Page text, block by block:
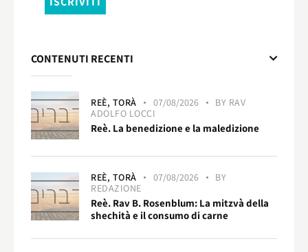
CONTENUTI RECENTI
REÈ, TORÀ 07/08/2026 BY RAV
ADOLFO LOCCI
Reè. La benedizione e la maledizione
REÈ, TORÀ 07/08/2026
BY
REDAZIONE
Reè. Rav B. Rosenblum: La mitzvà della
shechità e il consumo di carne